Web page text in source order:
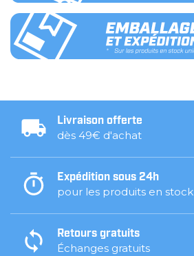
Livraison offerte
dès 49€ d'achat
Expédition sous 24h
pour les produits en stock
Retours gratuits
Échanges gratuits